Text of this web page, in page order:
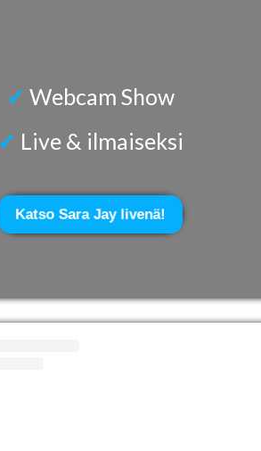
✓ Webcam Show
✓ Live & ilmaiseksi
Katso Sara Jay livenä!